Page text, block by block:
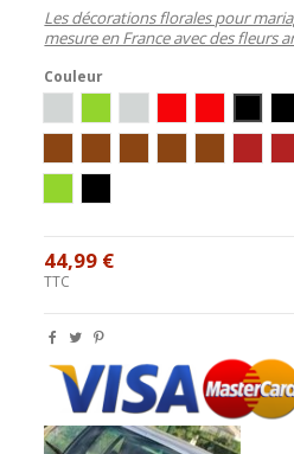
Les décorations florales pour
mesure en France avec des fleurs
Couleur
44,99 €
TTC